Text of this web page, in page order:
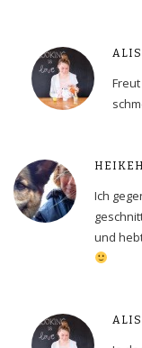
Ich
und